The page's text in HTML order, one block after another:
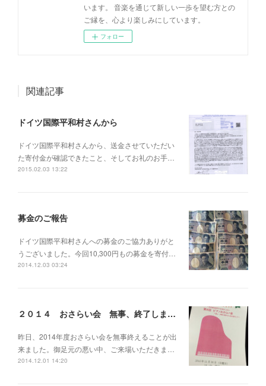
います。 音楽を通じて新しい一歩を望む方との
ご縁を、心より楽しみにしています。
フォロー
関連記事
ドイツ国際平和村さんから
ドイツ国際平和村さんから、送金させていただい
た寄付金が確認できたこと、そしてお礼のお手…
2015.02.03 13:22
募金のご報告
ドイツ国際平和村さんへの募金のご協力ありがと
うございました。今回10,300円もの募金を寄付…
2014.12.03 03:24
２０１４ おさらい会 無事、終了しました。
昨日、2014年度おさらい会を無事終えることが出
来ました。御足元の悪い中、ご来場いただきま…
2014.12.01 14:20